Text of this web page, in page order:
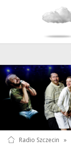
Radio Szczecin »